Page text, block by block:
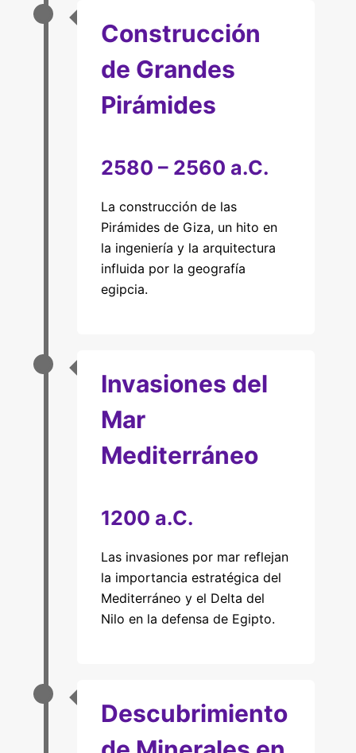
Construcción
de Grandes
Pirámides
2580 – 2560 a.C.
La construcción de las
Pirámides de Giza, un hito en
la ingeniería y la arquitectura
influida por la geografía
egipcia.
Invasiones del
Mar
Mediterráneo
1200 a.C.
Las invasiones por mar reflejan
la importancia estratégica del
Mediterráneo y el Delta del
Nilo en la defensa de Egipto.
Descubrimiento